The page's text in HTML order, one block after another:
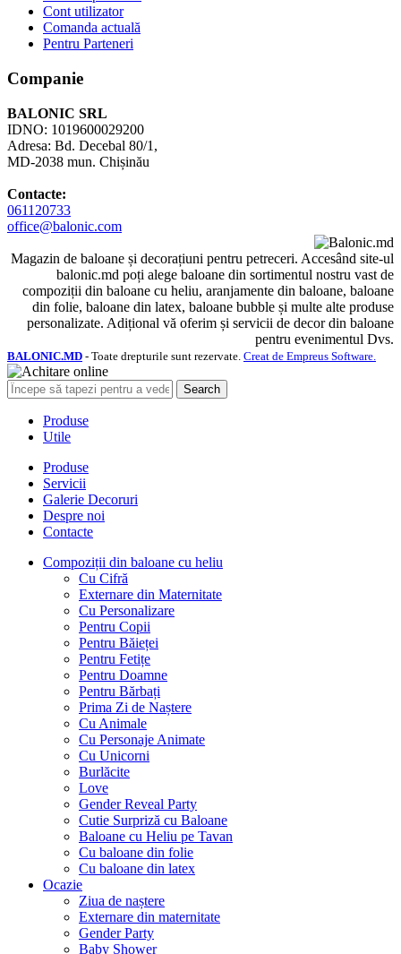
Cont utilizator
Comanda actuală
Pentru Parteneri
Companie
BALONIC SRL
IDNO: 1019600029200
Adresa: Bd. Decebal 80/1,
MD-2038 mun. Chișinău
Contacte:
061120733
office@balonic.com
Magazin de baloane și decorațiuni pentru petreceri. Accesând site-ul
balonic.md poți alege baloane din sortimentul nostru vast de
compoziții din baloane cu heliu, aranjamente din baloane, baloane
din folie, baloane din latex, baloane bubble și multe alte produse
personalizate. Adițional vă oferim și servicii de decor din baloane
pentru evenimentul Dvs.
BALONIC.MD - Toate drepturile sunt rezervate. Creat de Empreus Software.
Search
Produse
Utile
Produse
Servicii
Galerie Decoruri
Despre noi
Contacte
Compoziții din baloane cu heliu
Cu Cifră
Externare din Maternitate
Cu Personalizare
Pentru Copii
Pentru Băieței
Pentru Fetițe
Pentru Doamne
Pentru Bărbați
Prima Zi de Naștere
Cu Animale
Cu Personaje Animate
Cu Unicorni
Burlăcite
Love
Gender Reveal Party
Cutie Surpriză cu Baloane
Baloane cu Heliu pe Tavan
Cu baloane din folie
Cu baloane din latex
Ocazie
Ziua de naștere
Externare din maternitate
Gender Party
Baby Shower